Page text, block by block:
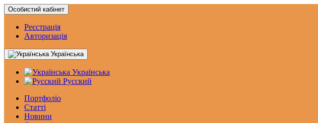
Особистий кабінет
Реєстрація
Авторизація
Українська
Українська
Русский
Портфоліо
Статтi
Новини